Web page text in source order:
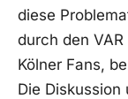
diese
durch den
Kölner Fans,
Die